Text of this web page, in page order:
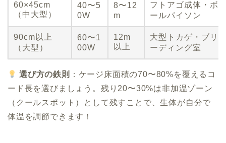
60×45cm
（中大型）
40〜5
0W
8〜12
m
フトアゴ成体・ボ
ールパイソン
90cm以上
（大型）
60〜1
00W
12m
以上
大型トカゲ・ブリ
ーディング室
選び方の鉄則
：ケージ床面積の70〜80%を覆えるコ
ード長を選びましょう。残り20〜30%は非加温ゾーン
（クールスポット）として残すことで、生体が自分で
体温を調節できます！